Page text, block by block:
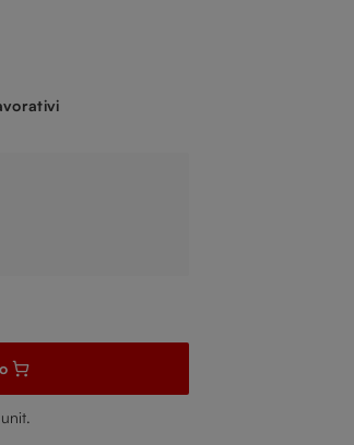
o usa i pulsanti per aumentare o diminuire